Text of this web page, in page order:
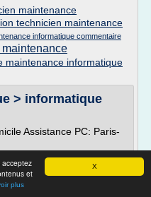
X
acceptez
et
plus
maintenance
technicien maintenance
informatique commentaire
maintenance informatique
> informatique
Assistance PC: Paris-
68 dépannage
installation
Paris Réparation